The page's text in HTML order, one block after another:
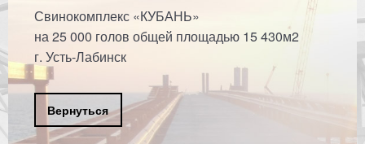
Свинокомплекс «КУБАНЬ»
на 25 000 голов общей площадью 15 430м2
г. Усть-Лабинск
Вернуться